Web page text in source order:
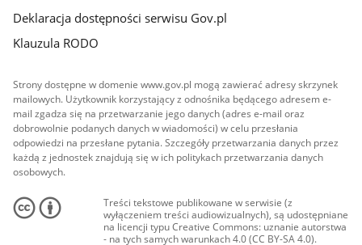
Deklaracja dostępności serwisu Gov.pl
Klauzula RODO
Strony dostępne w domenie www.gov.pl mogą zawierać adresy skrzynek
mailowych. Użytkownik korzystający z odnośnika będącego adresem e-
mail zgadza się na przetwarzanie jego danych (adres e-mail oraz
dobrowolnie podanych danych w wiadomości) w celu przesłania
odpowiedzi na przesłane pytania. Szczegóły przetwarzania danych przez
każdą z jednostek znajdują się w ich politykach przetwarzania danych
osobowych.
Treści tekstowe publikowane w serwisie (z
wyłączeniem treści audiowizualnych), są udostępniane
na licencji typu Creative Commons: uznanie autorstwa
- na tych samych warunkach 4.0 (CC BY-SA 4.0).